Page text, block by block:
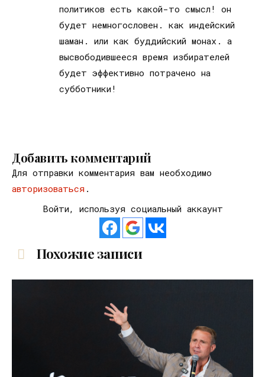
политиков есть какой-то смысл! он
будет немногословен. как индейский
шаман. или как буддийский монах. а
высвободившееся время избирателей
будет эффективно потрачено на
субботники!
Добавить комментарий
Для отправки комментария вам необходимо
авторизоваться .
Войти, используя социальный аккаунт
Похожие записи